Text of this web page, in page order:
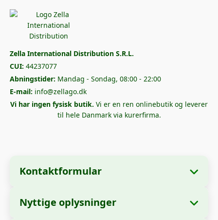
Zella International Distribution S.R.L.
CUI: 44237077
Abningstider: Mandag - Sondag, 08:00 - 22:00
E-mail: info@zellago.dk
Vi har ingen fysisk butik. Vi er en ren onlinebutik og leverer
til hele Danmark via kurerfirma.
Kontaktformular
Virksomhedsoplysninger
Nyttige oplysninger